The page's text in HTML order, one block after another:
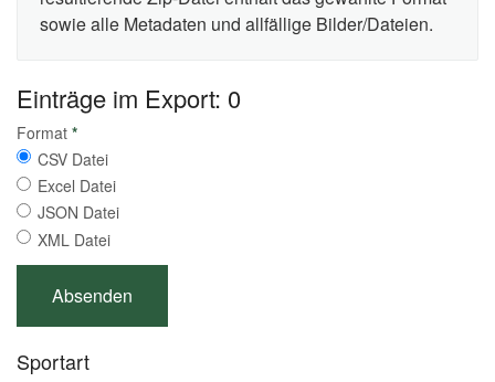
sowie alle Metadaten und allfällige Bilder/Dateien.
Einträge im Export: 0
Format *
CSV Datei
Excel Datei
JSON Datei
XML Datei
Sportart